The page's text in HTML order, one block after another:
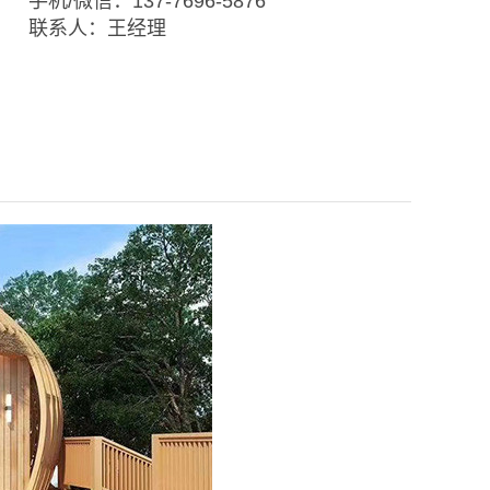
联系人：王经理